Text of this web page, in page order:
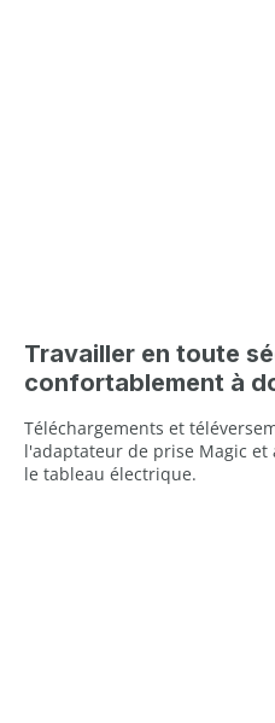
Travailler en toute
confortablement à
Téléchargements et
l'adaptateur de prise Magic et
le tableau électrique.